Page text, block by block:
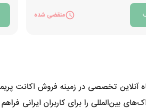
منقضی شده
آنلاین تخصصی در زمینه فروش اکانت